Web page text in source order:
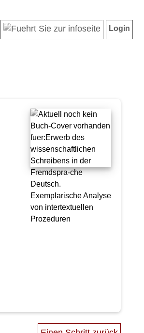
Login